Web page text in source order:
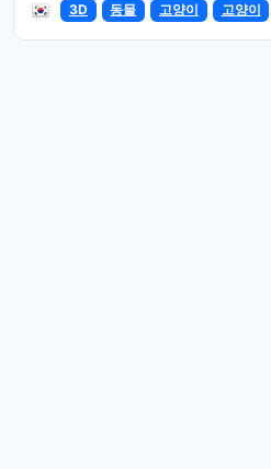
3D
동물 고양이 고양이